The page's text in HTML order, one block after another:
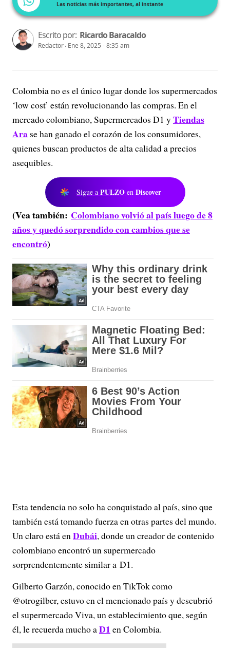
Las noticias más importantes, al instante
Escrito por: Ricardo Baracaldo
Redactor Ene 8, 2025 - 8:35 am
Colombia no es el único lugar donde los supermercados
‘low cost’ están revolucionando las compras. En el
mercado colombiano, Supermercados D1 yTiendas
Ara se han ganado el corazón de los consumidores,
quienes buscan productos de alta calidad a precios
asequibles.
Sigue a PULZO en Discover
(Vea también: Colombiano volvió al país luego de 8
años y quedó sorprendido con cambios que se
encontró)
Esta tendencia no solo ha conquistado al país, sino que
también está tomando fuerza en otras partes del mundo.
Un claro está enDubái, donde un creador de contenido
colombiano encontró un supermercado
sorprendentemente similar a D1.
Gilberto Garzón, conocido en TikTok como
@otrogilber, estuvo en el mencionado país y descubrió
el supermercado Viva, un establecimiento que, según
él, le recuerda mucho aD1 en Colombia.